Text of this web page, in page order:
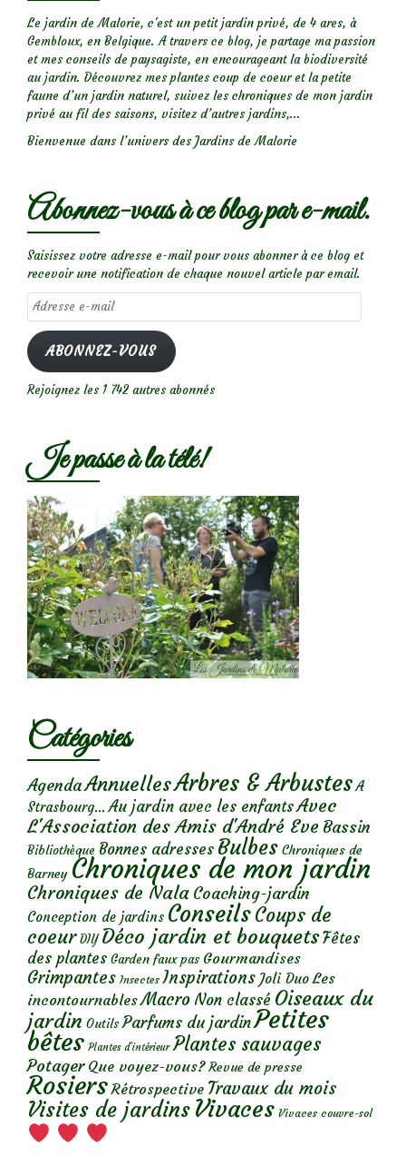
Le jardin de Malorie, c'est un petit jardin privé, de 4 ares, à
Gembloux, en Belgique. A travers ce blog, je partage ma passion
et mes conseils de paysagiste, en encourageant la biodiversité
au jardin. Découvrez mes plantes coup de coeur et la petite
faune d’un jardin naturel, suivez les chroniques de mon jardin
privé au fil des saisons, visitez d’autres jardins,...
Bienvenue dans l’univers des Jardins de Malorie
Abonnez-vous à ce blog par e-mail.
Saisissez votre adresse e-mail pour vous abonner à ce blog et
recevoir une notification de chaque nouvel article par email.
Adresse
e-
mail
ABONNEZ-VOUS
Rejoignez les 1 742 autres abonnés
Je passe à la télé!
Catégories
AgendaAnnuellesArbres & Arbustes A
Strasbourg... Au jardin avec les enfantsAvec
L'Association des Amis d'André Eve Bassin
Bibliothèque Bonnes adresses Bulbes Chroniques de
Barney Chroniques de mon jardin
Chroniques de Nala Coaching-jardin
Conception de jardins ConseilsCoups de
coeur DIY Déco jardin et bouquetsFêtes
des plantes Garden faux pas Gourmandises
Grimpantes Insectes Inspirations Joli Duo Les
incontournables Macro Non classé Oiseaux du
jardin Outils Parfums du jardinPetites
bêtes Plantes d’intérieur Plantes sauvages
Potager Que voyez-vous? Revue de presse
Rosiers Rétrospective Travaux du mois
Visites de jardins Vivaces Vivaces couvre-sol